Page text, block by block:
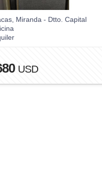
Miranda - Dtto. Capital
USD